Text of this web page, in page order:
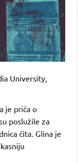
University,
je priča o
poslužile za
čita. Glina je